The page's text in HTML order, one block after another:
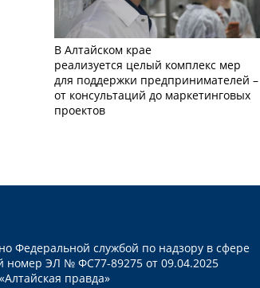
В Алтайском крае
реализуется целый комплекс мер
для поддержки предпринимателей –
от консультаций до маркетинговых
проектов
Федеральной службой по надзору в сфере
номер ЭЛ № ФС77-89275 от 09.04.2025
правда»